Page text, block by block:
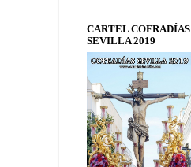
CARTEL COFRADÍAS
SEVILLA 2019